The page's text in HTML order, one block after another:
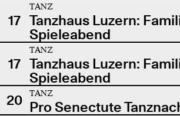
17
TANZ
Tanzhaus Luzern:
Spieleabend
17
TANZ
Tanzhaus Luzern:
Spieleabend
20
TANZ
Pro Senectute